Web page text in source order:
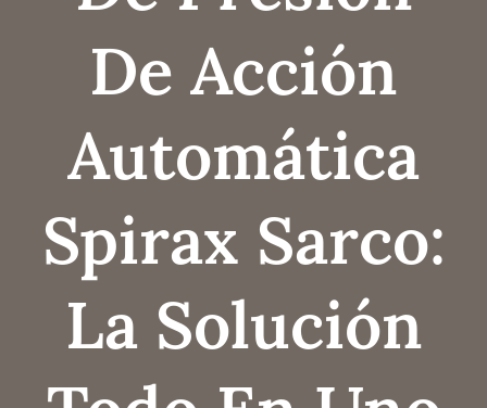
De Acción
Automática
Spirax Sarco:
La Solución